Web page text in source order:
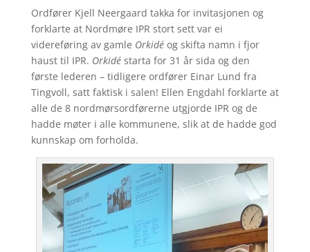
Ordfører Kjell Neergaard takka for invitasjonen og
forklarte at Nordmøre IPR stort sett var ei
videreføring av gamle Orkidéog skifta namn i fjor
haust til IPR. Orkidéstarta for 31 år sida og den
første lederen – tidligere ordfører Einar Lund fra
Tingvoll, satt faktisk i salen! Ellen Engdahl forklarte at
alle de 8 nordmørsordførerne utgjorde IPR og de
hadde møter i alle kommunene, slik at de hadde god
kunnskap om forholda.